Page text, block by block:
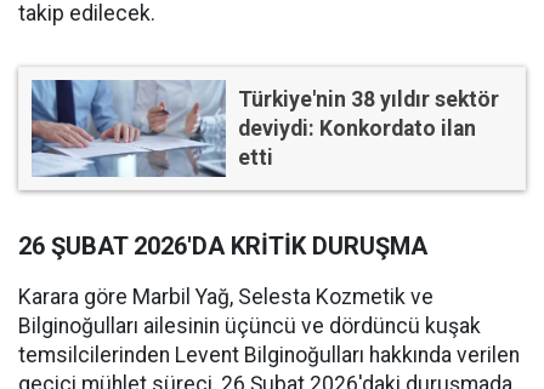
takip edilecek.
Türkiye'nin 38 yıldır sektör
deviydi: Konkordato ilan
etti
26 ŞUBAT 2026'DA KRİTİK DURUŞMA
Karara göre Marbil Yağ, Selesta Kozmetik ve
Bilginoğulları ailesinin üçüncü ve dördüncü kuşak
temsilcilerinden Levent Bilginoğulları hakkında verilen
geçici mühlet süreci, 26 Şubat 2026'daki duruşmada